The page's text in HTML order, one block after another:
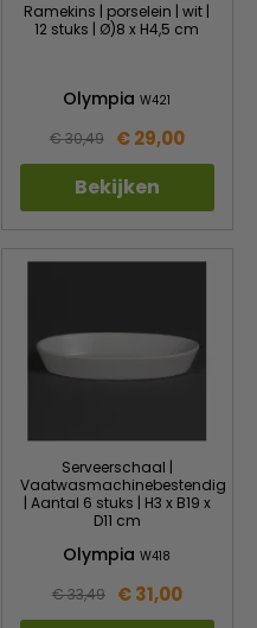
Ramekins | porselein | wit |
12 stuks | Ø)8 x H4,5 cm
OlympiaW421
€ 30,49 € 29,00
Bekijken
Serveerschaal |
Vaatwasmachinebestendig
| Aantal 6 stuks | H3 x B19 x
D11 cm
OlympiaW418
€ 33,49 € 31,00